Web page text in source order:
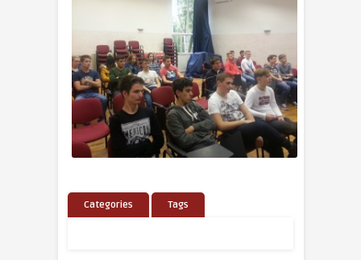
Categories Tags